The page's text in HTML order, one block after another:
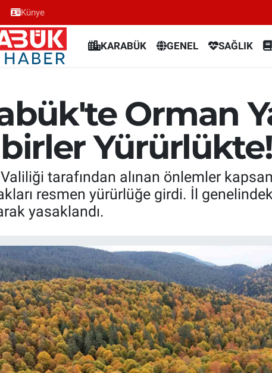
Künye
KARABÜK GENEL SAĞLIK
Orman
Yürürlükte!
tarafından alınan önlemler
resmen yürürlüğe girdi. İl
yasaklandı.
Haritası
ve Fikstür